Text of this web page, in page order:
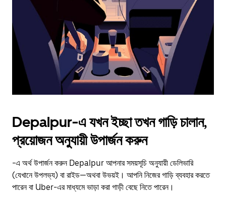
the
calendar.
Depalpur-এ যখন ইচ্ছা তখন গাড়ি চালান,
প্রয়োজন অনুযায়ী উপার্জন করুন
-এ অর্থ উপার্জন করুন Depalpur আপনার সময়সূচি অনুযায়ী ডেলিভারি
(যেখানে উপলভ্য) বা রাইড—অথবা উভয়ই। আপনি নিজের গাড়ি ব্যবহার করতে
পারেন বা Uber-এর মাধ্যমে ভাড়া করা গাড়ী বেছে নিতে পারেন।